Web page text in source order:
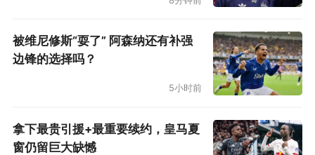
被维尼修斯“耍了” 阿森纳还有补强
边锋的选择吗？
5小时前
拿下最贵引援+最重要续约，皇马夏
窗仍留巨大缺憾